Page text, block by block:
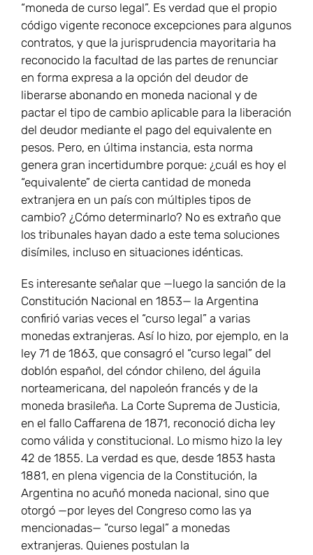
“moneda de curso legal”. Es verdad que el propio
código vigente reconoce excepciones para algunos
contratos, y que la jurisprudencia mayoritaria ha
reconocido la facultad de las partes de renunciar
en forma expresa a la opción del deudor de
liberarse abonando en moneda nacional y de
pactar el tipo de cambio aplicable para la liberación
del deudor mediante el pago del equivalente en
pesos. Pero, en última instancia, esta norma
genera gran incertidumbre porque: ¿cuál es hoy el
“equivalente” de cierta cantidad de moneda
extranjera en un país con múltiples tipos de
cambio? ¿Cómo determinarlo? No es extraño que
los tribunales hayan dado a este tema soluciones
disímiles, incluso en situaciones idénticas.
Es interesante señalar que —luego la sanción de la
Constitución Nacional en 1853— la Argentina
confirió varias veces el “curso legal” a varias
monedas extranjeras. Así lo hizo, por ejemplo, en la
ley 71 de 1863, que consagró el “curso legal” del
doblón español, del cóndor chileno, del águila
norteamericana, del napoleón francés y de la
moneda brasileña. La Corte Suprema de Justicia,
en el fallo Caffarena de 1871, reconoció dicha ley
como válida y constitucional. Lo mismo hizo la ley
42 de 1855. La verdad es que, desde 1853 hasta
1881, en plena vigencia de la Constitución, la
Argentina no acuñó moneda nacional, sino que
otorgó —por leyes del Congreso como las ya
mencionadas— “curso legal” a monedas
extranjeras. Quienes postulan la